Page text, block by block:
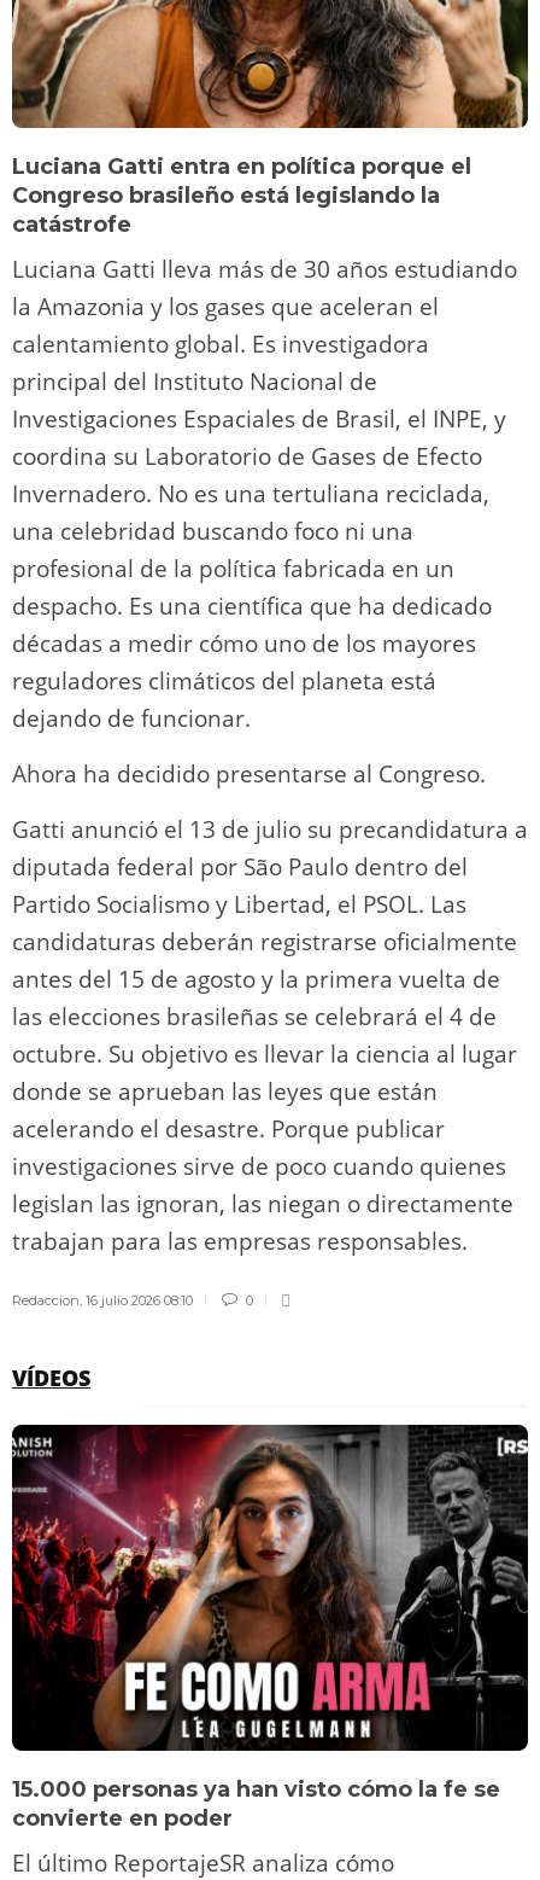
Luciana Gatti entra en política porque el
Congreso brasileño está legislando la
catástrofe
Luciana Gatti lleva más de 30 años estudiando
la Amazonia y los gases que aceleran el
calentamiento global. Es investigadora
principal del Instituto Nacional de
Investigaciones Espaciales de Brasil, el INPE, y
coordina su Laboratorio de Gases de Efecto
Invernadero. No es una tertuliana reciclada,
una celebridad buscando foco ni una
profesional de la política fabricada en un
despacho. Es una científica que ha dedicado
décadas a medir cómo uno de los mayores
reguladores climáticos del planeta está
dejando de funcionar.
Ahora ha decidido presentarse al Congreso.
Gatti anunció el 13 de julio su precandidatura a
diputada federal por São Paulo dentro del
Partido Socialismo y Libertad, el PSOL. Las
candidaturas deberán registrarse oficialmente
antes del 15 de agosto y la primera vuelta de
las elecciones brasileñas se celebrará el 4 de
octubre. Su objetivo es llevar la ciencia al lugar
donde se aprueban las leyes que están
acelerando el desastre. Porque publicar
investigaciones sirve de poco cuando quienes
legislan las ignoran, las niegan o directamente
trabajan para las empresas responsables.
Redaccion 16 julio 2026 08:10 0
VÍDEOS
15.000 personas ya han visto cómo la fe se
convierte en poder
El último ReportajeSR analiza cómo